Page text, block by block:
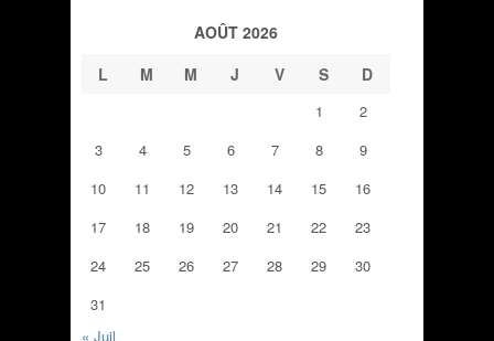
AOÛT 2026
L
M M J V S D
1
2
3
4 5 6 7 8
9
10
11 12 13 14 15
16
17
18 19 20 21 22
23
24
25 26 27 28 29
30
31
« Juil